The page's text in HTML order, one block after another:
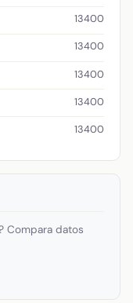
13400
13400
13400
13400
13400
Compara datos